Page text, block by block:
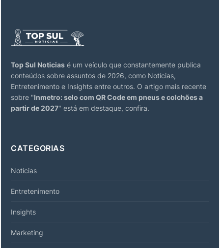
Top Sul Noticias é um veículo que constantemente publica
conteúdos sobre assuntos de 2026, como Notícias,
Entretenimento e Insights entre outros. O artigo mais recente
sobre "Inmetro: selo com QR Code em pneus e colchões a
partir de 2027" está em destaque, confira.
CATEGORIAS
Notícias
Entretenimento
Insights
Marketing